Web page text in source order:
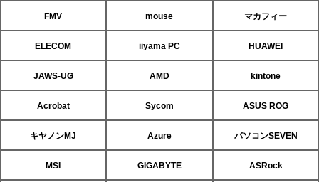
FMV mouse マカフィー
ELECOM iiyama PC HUAWEI
JAWS-UG AMD kintone
Acrobat Sycom ASUS ROG
キヤノンMJ Azure パソコンSEVEN
MSI GIGABYTE ASRock